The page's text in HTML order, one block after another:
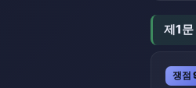
제1문
쟁점